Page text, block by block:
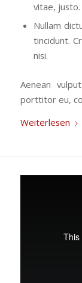
vitae, justo.
Nullam
tincidunt.
nisi.
Aenean
porttitor eu,
Weiterlesen